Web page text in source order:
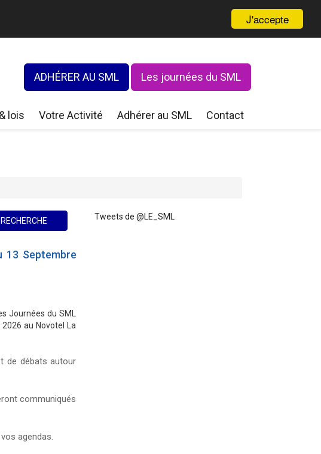
J'accepte
ADHÉRER AU SML Les journées du SML
lois Votre Activité Adhérer au SML Contact
13 Septembre
Journées du SML
au Novotel La
de débats autour
communiqués
agendas.
Tweets de @LE_SML